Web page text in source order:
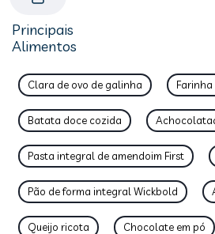
Principais
Alimentos
Clara de ovo de galinha Farinha
Batata doce cozida
Pasta integral de amendoim First
Pão de forma integral Wickbold
Queijo ricota Chocolate em pó